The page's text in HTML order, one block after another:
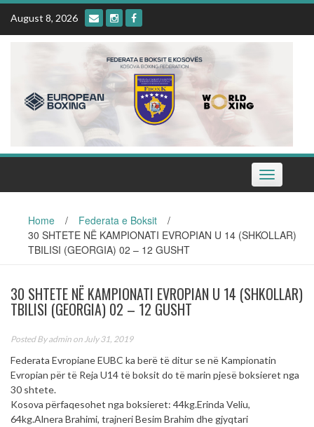
Skip
content
August 8, 2026
Toggle
navigation
Home / Federata e Boksit
/
30 SHTETE NË KAMPIONATI EVROPIAN U 14 (SHKOLLAR)
TBILISI (GEORGIA) 02 – 12 GUSHT
30 SHTETE NË KAMPIONATI EVROPIAN U 14 (SHKOLLAR)
TBILISI (GEORGIA) 02 – 12 GUSHT
Posted Byadmin on July 31, 2019
Federata Evropiane EUBC ka berë të ditur se në Kampionatin
Evropian për të Reja U14 të boksit do të marin pjesë boksieret nga
30 shtete.
Kosova përfaqesohet nga boksieret: 44kg.Erinda Veliu,
64kg.Alnera Brahimi, trajneri Besim Brahim dhe gjyqtari